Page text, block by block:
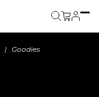
Goodies